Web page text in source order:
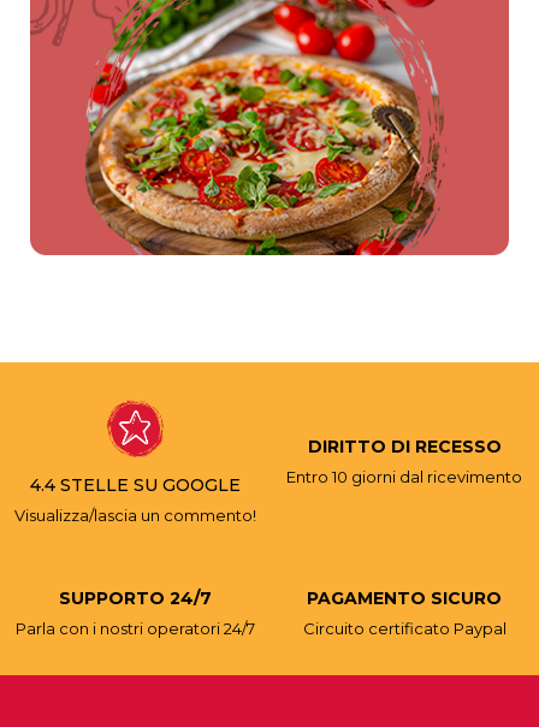
4.4 STELLE SU GOOGLE
Visualizza/lascia un commento!
DIRITTO DI RECESSO
Entro 10 giorni dal ricevimento
SUPPORTO 24/7
Parla con i nostri operatori 24/7
PAGAMENTO SICURO
Circuito certificato Paypal